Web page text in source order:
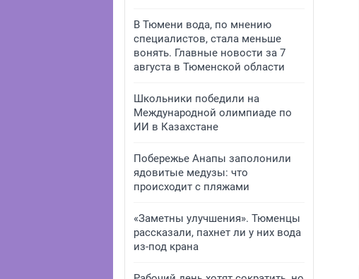
В Тюмени вода, по мнению
специалистов, стала меньше
вонять. Главные новости за 7
августа в Тюменской области
Школьники победили на
Международной олимпиаде по
ИИ в Казахстане
Побережье Анапы заполонили
ядовитые медузы: что
происходит с пляжами
«Заметны улучшения». Тюменцы
рассказали, пахнет ли у них вода
из-под крана